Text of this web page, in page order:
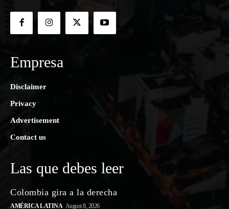
Empresa
Disclaimer
Privacy
Advertisement
Contact us
Las que debes leer
Colombia gira a la derecha
AMÉRICA LATINA August 8, 2026